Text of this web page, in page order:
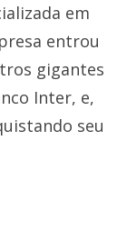
em
entrou
gigantes
Inter, e,
seu